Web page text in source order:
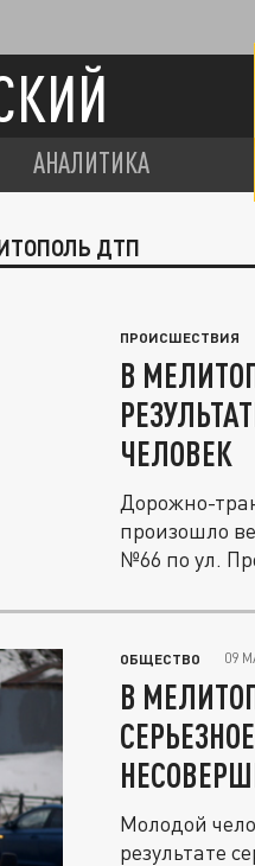
АНАЛИТИКА
ДТП
ПРОИСШЕСТВИЯ
В
ЧЕЛОВЕК
Дорожно-
произошло
№66 по ул.
ОБЩЕСТВО 09
В
Молодой
результате